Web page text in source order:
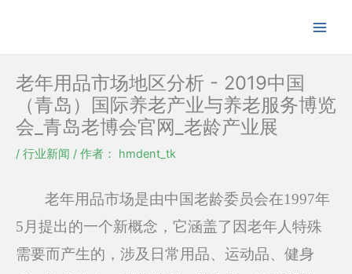
内
老年用品市场地区分析 - 2019中国
（青岛）国际养老产业与养老服务博览
会_青岛老博会官网_老龄产业展
/ 行业新闻 / 作者： hmdent_tk
老年用品市场是由中国老龄委员会在1997年
5月提出的一个新概念，它涵盖了因老年人特殊
需要而产生的，涉及日常用品、运动品、健身